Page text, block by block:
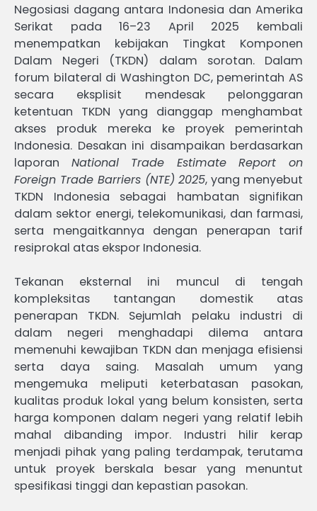
Negosiasi dagang antara Indonesia dan Amerika
Serikat pada 16–23 April 2025 kembali
menempatkan kebijakan Tingkat Komponen
Dalam Negeri (TKDN) dalam sorotan. Dalam
forum bilateral di Washington DC, pemerintah AS
secara eksplisit mendesak pelonggaran
ketentuan TKDN yang dianggap menghambat
akses produk mereka ke proyek pemerintah
Indonesia. Desakan ini disampaikan berdasarkan
laporan National Trade Estimate Report on
Foreign Trade Barriers (NTE) 2025, yang menyebut
TKDN Indonesia sebagai hambatan signifikan
dalam sektor energi, telekomunikasi, dan farmasi,
serta mengaitkannya dengan penerapan tarif
resiprokal atas ekspor Indonesia.
Tekanan eksternal ini muncul di tengah
kompleksitas tantangan domestik atas
penerapan TKDN. Sejumlah pelaku industri di
dalam negeri menghadapi dilema antara
memenuhi kewajiban TKDN dan menjaga efisiensi
serta daya saing. Masalah umum yang
mengemuka meliputi keterbatasan pasokan,
kualitas produk lokal yang belum konsisten, serta
harga komponen dalam negeri yang relatif lebih
mahal dibanding impor. Industri hilir kerap
menjadi pihak yang paling terdampak, terutama
untuk proyek berskala besar yang menuntut
spesifikasi tinggi dan kepastian pasokan.